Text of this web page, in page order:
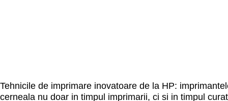
Tehnicile de imprimare inovatoare de la HP:
cerneala nu doar in timpul imprimarii, ci si in timpul